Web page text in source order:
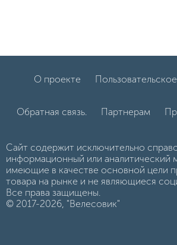
О проекте
Обратная связь. Партнерам
Сайт содержит исключительно
информационный или аналитический
имеющие в качестве основной цели
товара на рынке и не являющиеся
Все права защищены.
© 2017-2026, "Велесовик"